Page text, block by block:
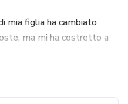
mia figlia ha cambiato
ma mi ha costretto a
ma anche